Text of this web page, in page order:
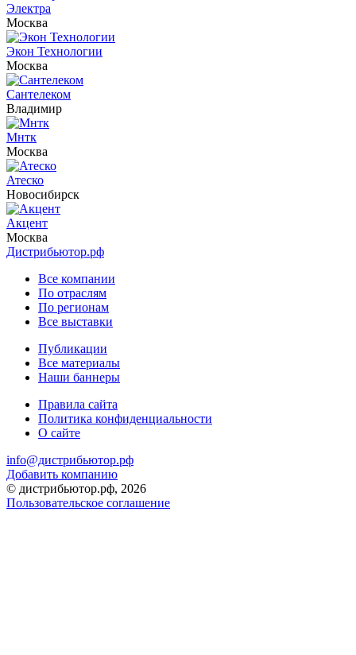
Электра
Москва
Экон Технологии
Москва
Сантелеком
Владимир
Мнтк
Москва
Атеско
Новосибирск
Акцент
Москва
Дистрибьютор.рф
Все компании
По отраслям
По регионам
Все выставки
Публикации
Все материалы
Наши баннеры
Правила сайта
Политика конфиденциальности
О сайте
info@дистрибьютор.рф
Добавить компанию
© дистрибьютор.рф, 2026
Пользовательское соглашение